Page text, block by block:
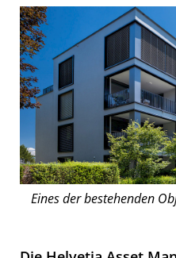
Eines der bestehenden